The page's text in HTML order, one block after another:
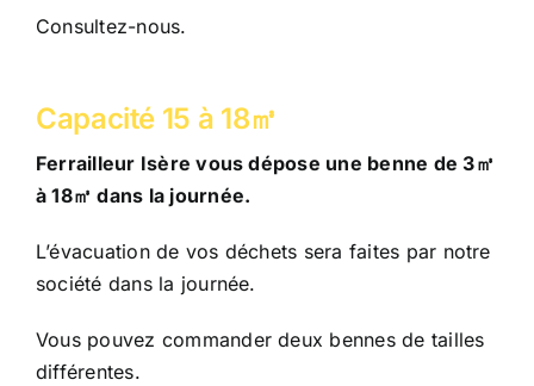
Consultez-nous.
Capacité 15 à 18㎥
Ferrailleur Isère vous dépose une benne de 3㎥
à 18㎥ dans la journée.
L’évacuation de vos déchets sera faites par notre
société dans la journée.
Vous pouvez commander deux bennes de tailles
différentes.